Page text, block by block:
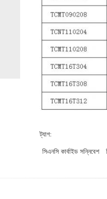
ট্যাগ:
সিএনসি কার্বাইড সন্নিবেশ